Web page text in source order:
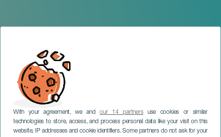
With your agreement, we andour 14 partnersuse cookies or similar
technologies to store, access, and process personal data like your visit on this
website, IP addresses and cookie identifiers. Some partners do not ask for your